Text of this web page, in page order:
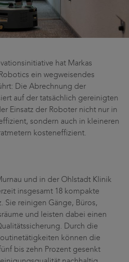
hat Markas
ein wegweisendes
Die Abrechnung der
auf der tatsächlich gereinigten
Einsatz der Roboter nicht nur in
sondern auch in kleineren
kosteneffizient.
und in der Ohlstadt Klinik
insgesamt 18 kompakte
Sie reinigen Gänge, Büros,
und leisten dabei einen
Durch die
können die
bis zehn Prozent gesenkt